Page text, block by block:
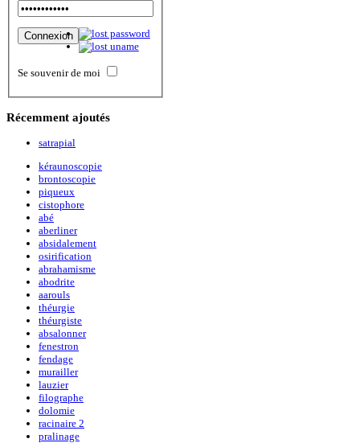
Se souvenir de moi
Récemment ajoutés
satrapial
kéraunoscopie
brontoscopie
piqueux
cistophore
abé
aberliner
absidalement
osirification
abrahamisme
abodrite
aarouls
théurgie
théurgiste
absalonner
fenestron
fendage
murailler
lauzier
filographe
dolomie
racinaire 2
pralinage